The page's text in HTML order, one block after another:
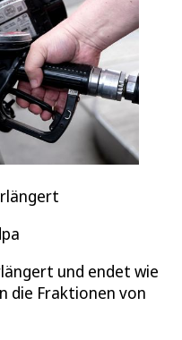
und endet wie
die Fraktionen von